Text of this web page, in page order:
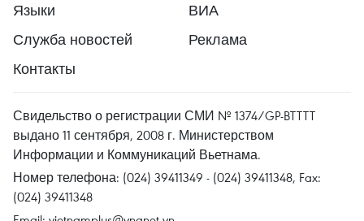
Языки
ВИА
Служба новостей
Реклама
Контакты
Свидельство о регистрации СМИ № 1374/GP-BTTTT
выдано 11 сентября, 2008 г. Министерством
Информации и Коммуникаций Вьетнама.
Номер телефона: (024) 39411349 - (024) 39411348, Fax:
(024) 39411348